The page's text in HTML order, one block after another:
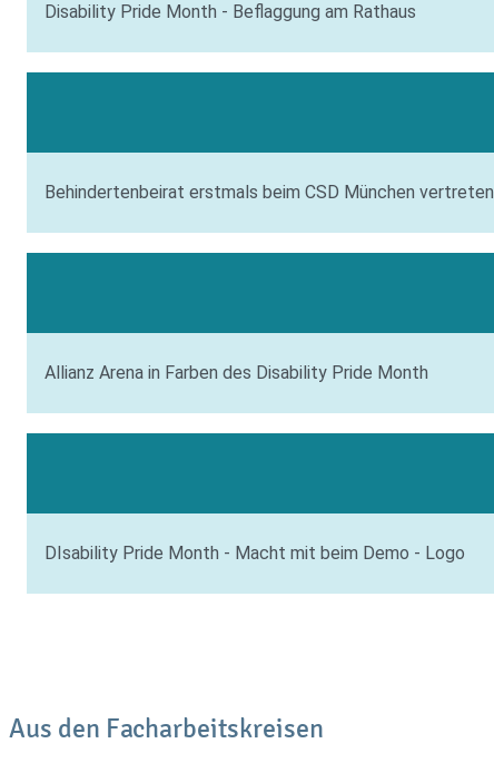
Disability Pride Month - Beflaggung am Rathaus
Behindertenbeirat erstmals beim CSD München vertreten
Allianz Arena in Farben des Disability Pride Month
DIsability Pride Month - Macht mit beim Demo - Logo
Aus den Facharbeitskreisen